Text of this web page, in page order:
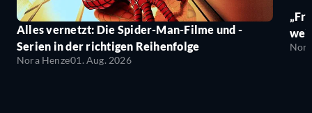
Alles vernetzt: Die Spider-Man-Filme und -
Serien in der richtigen Reihenfolge
Nora Henze01. Aug. 2026